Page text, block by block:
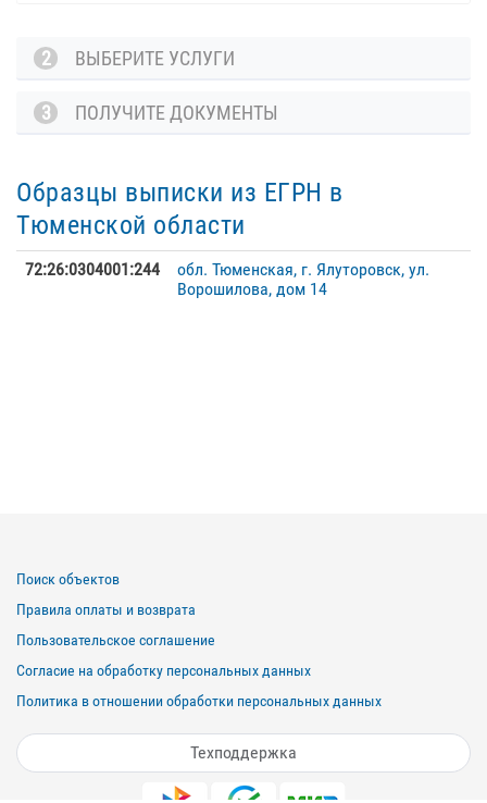
2 ВЫБЕРИТЕ УСЛУГИ
3 ПОЛУЧИТЕ ДОКУМЕНТЫ
Образцы выписки из ЕГРН в
Тюменской области
72:26:0304001:244
обл. Тюменская, г. Ялуторовск, ул.
Ворошилова, дом 14
Поиск объектов
Правила оплаты и возврата
Пользовательское соглашение
Согласие на обработку персональных данных
Политика в отношении обработки персональных данных
Техподдержка